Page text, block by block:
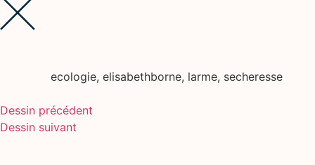
ecologie, elisabethborne, larme, secheresse
Dessin précédent
Dessin suivant